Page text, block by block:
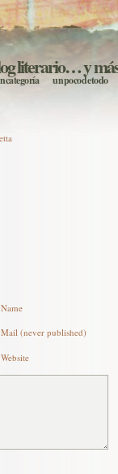
literario… y
categoría un poco de todo
Name
Mail (never published)
Website